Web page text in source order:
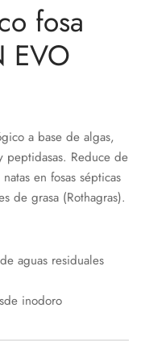
fosa
EVO
a base de algas,
peptidasas. Reduce de
en fosas sépticas
de grasa (Rothagras).
aguas residuales
inodoro